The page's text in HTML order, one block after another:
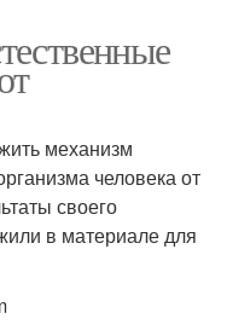
механизм
человека от
своего
в материале для